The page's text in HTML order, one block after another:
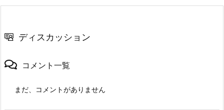
ディスカッション
コメント一覧
まだ、コメントがありません